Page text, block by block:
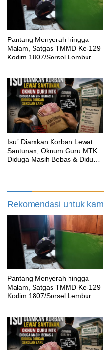
Pantang Menyerah hingga
Malam, Satgas TMMD Ke-129
Kodim 1807/Sorsel Lembur
‎Isu” Diamkan Korban Lewat
Santunan, Oknum Guru MTK
Diduga Masih Bebas & Diduga
Rekomendasi untuk
Pantang Menyerah hingga
Malam, Satgas TMMD Ke-129
Kodim 1807/Sorsel Lembur